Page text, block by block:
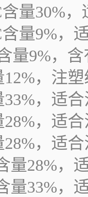
量30%
量9%，
量9%，
，注
33%，适
28%，适
28%，适
量28%，
量33%，